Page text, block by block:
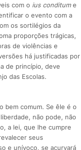
com o ius conditume
o evento com a
os sortilégios da
proporções trágicas,
de violências e
há justificadas por
de princípio, deve
das Escolas.
bem comum. Se êle é o
não pode, não
a lei, que lhe cumpre
seus
e unívoco, se acurvará